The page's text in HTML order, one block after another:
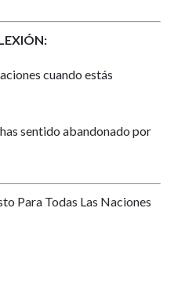
cuando estás
sentido abandonado por
Para Todas Las Naciones